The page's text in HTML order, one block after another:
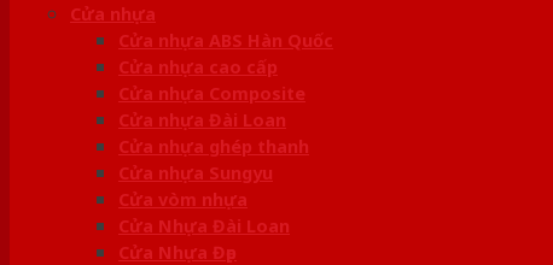
Cửa nhựa
Cửa nhựa ABS Hàn Quốc
Cửa nhựa cao cấp
Cửa nhựa Composite
Cửa nhựa Đài Loan
Cửa nhựa ghép thanh
Cửa nhựa Sungyu
Cửa vòm nhựa
Cửa Nhựa Đài Loan
Cửa Nhựa Đẹp